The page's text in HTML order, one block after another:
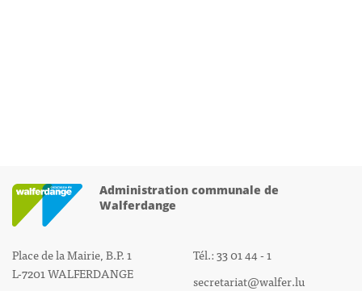
Administration communale de
Walferdange
Place de la Mairie, B.P. 1
L-7201 WALFERDANGE
Tél.: 33 01 44 - 1
secretariat@walfer.lu